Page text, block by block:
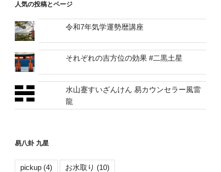
人気の投稿とページ
令和7年気学運勢暦講座
それぞれの吉方位の効果 #二黒土星
水山蹇すいざんけん 易カウンセラー風雷
龍
易八卦 九星
pickup (4) お水取り (10)